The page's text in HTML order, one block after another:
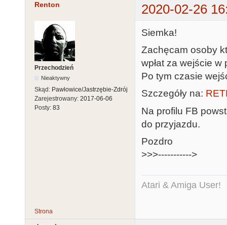
Renton 2020-02-26
Przechodzień
Nieaktywny
Skąd: Pawłowice/Jastrzębie-Zdrój
Zarejestrowany: 2017-06-06
Posty: 83
Siemka!
Zachęcam osoby
wpłat za wejście
Po tym czasie
Szczegóły na:
Na profilu FB
do przyjazdu.
Pozdro
>>>----------->
Atari & Amiga User!
Strona